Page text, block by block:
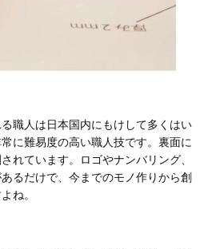
職人は日本国内にもけして多くはい
に難易度の高い職人技です。裏面に
れています。ロゴやナンバリング、
るだけで、今までのモノ作りから創
ね。